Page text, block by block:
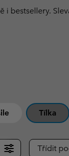
10% slevu
Tílka
Třídit